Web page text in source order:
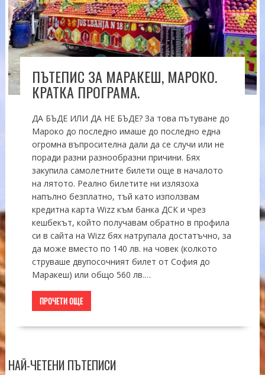
ПЪТЕПИС ЗА МАРАКЕШ, МАРОКО.
КРАТКА ПРОГРАМА.
ДА БЪДЕ ИЛИ ДА НЕ БЪДЕ? За това пътуване до
Мароко до последно имаше до последно една
огромна въпросителна дали да се случи или не
поради разни разнообразни причини. Бях
закупила самолетните билети още в началото
на лятото. Реално билетите ни излязоха
напълно безплатно, тъй като използвам
кредитна карта Wizz към банка ДСК и чрез
кешбекът, който получавам обратно в профила
си в сайта на Wizz бях натрупала достатъчно, за
да може вместо по 140 лв. на човек (колкото
струваше двупосочният билет от София до
Маракеш) или общо 560 лв.…
ПРОЧЕТИ ОЩЕ
НАЙ-ЧЕТЕНИ ПЪТЕПИСИ